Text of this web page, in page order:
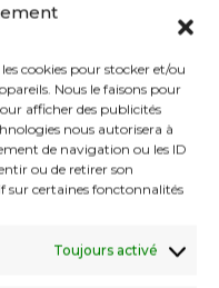
cookies pour stocker et/ou
Nous le faisons pour
afficher des publicités
nous autorisera à
de navigation ou les ID
ou de retirer son
certaines fonctonnalités
Toujours activé
dès la sortie
la discographie du
sur lesquels
quarantaine de
Cheikh Sidi